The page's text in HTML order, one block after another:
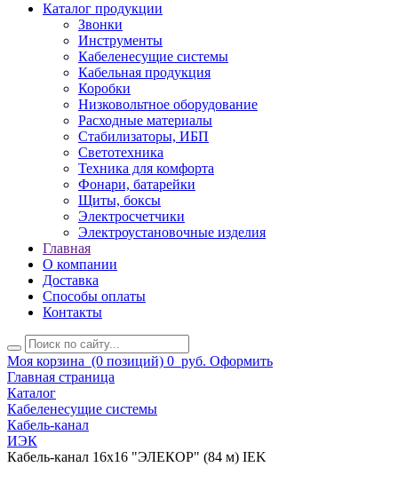
Каталог продукции
Звонки
Инструменты
Кабеленесущие системы
Кабельная продукция
Коробки
Низковольтное оборудование
Расходные материалы
Стабилизаторы, ИБП
Светотехника
Техника для комфорта
Фонари, батарейки
Щиты, боксы
Электросчетчики
Электроустановочные изделия
Главная
О компании
Доставка
Способы оплаты
Контакты
Моя корзина (0 позиций) 0 руб. Оформить
Главная страница
Каталог
Кабеленесущие системы
Кабель-канал
ИЭК
Кабель-канал 16х16 "ЭЛЕКОР" (84 м) IEK